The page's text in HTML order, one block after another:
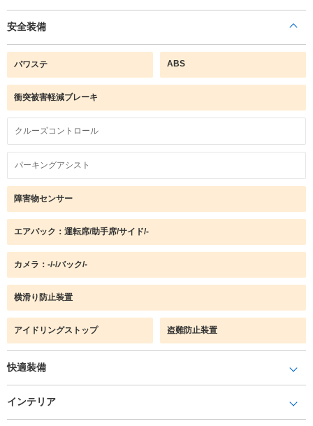
安全装備
パワステ ABS
衝突被害軽減ブレーキ
クルーズコントロール
パーキングアシスト
障害物センサー
エアバック：運転席/助手席/サイド/-
カメラ：-/-/バック/-
横滑り防止装置
アイドリングストップ 盗難防止装置
快適装備
インテリア